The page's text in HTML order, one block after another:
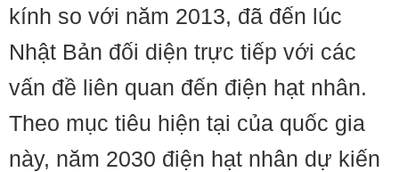
kính so với năm 2013, đã đến lúc
Nhật Bản đối diện trực tiếp với các
vấn đề liên quan đến điện hạt nhân.
Theo mục tiêu hiện tại của quốc gia
này, năm 2030 điện hạt nhân dự kiến